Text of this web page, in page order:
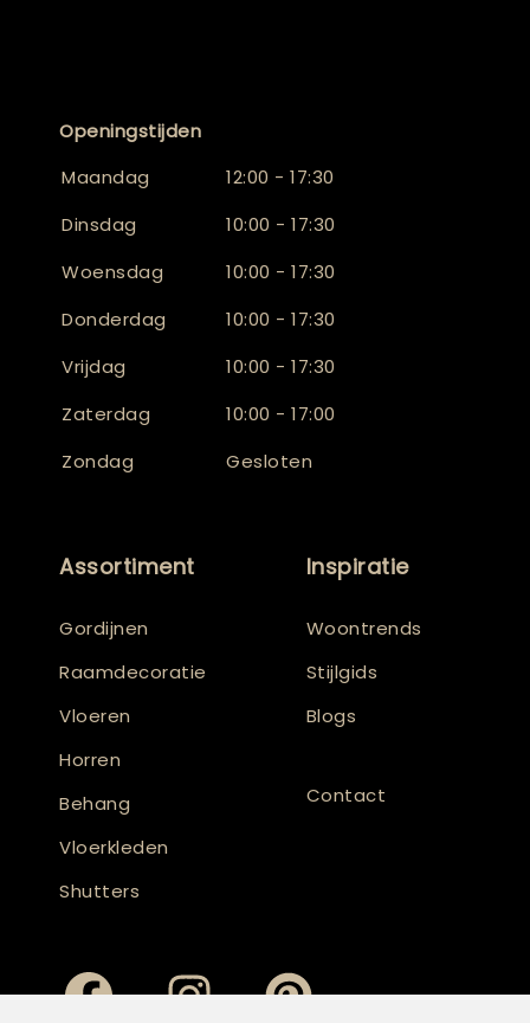
Openingstijden
Maandag
12:00 - 17:30
Dinsdag
10:00 - 17:30
Woensdag
10:00 - 17:30
Donderdag
10:00 - 17:30
Vrijdag
10:00 - 17:30
Zaterdag
10:00 - 17:00
Zondag
Gesloten
Assortiment
Gordijnen
Raamdecoratie
Vloeren
Horren
Behang
Vloerkleden
Shutters
Inspiratie
Woontrends
Stijlgids
Blogs
Contact